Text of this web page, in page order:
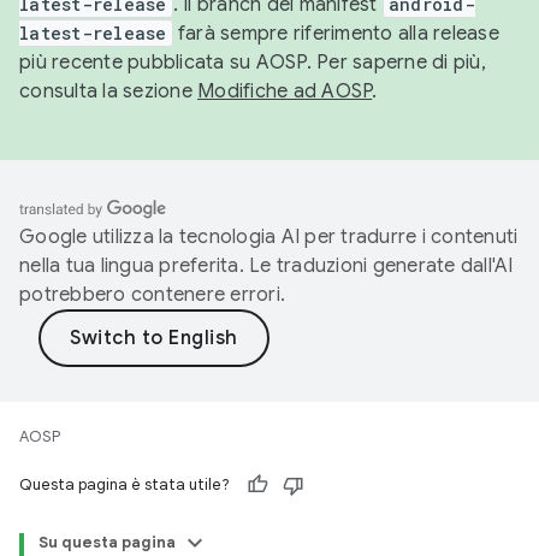
. Il branch del manifest
latest-release farà sempre riferimento alla release
più recente pubblicata su AOSP. Per saperne di più,
consulta la sezione Modifiche ad AOSP.
Google utilizza la tecnologia AI per tradurre i contenuti
nella tua lingua preferita. Le traduzioni generate dall'AI
potrebbero contenere errori.
AOSP
Questa pagina è stata utile?
Su questa pagina